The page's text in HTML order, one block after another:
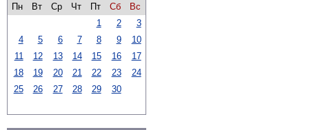
Пн
Вт Ср Чт Пт Сб
Вс
1
2
3
4
5 6 7 8 9
10
11
12 13 14 15 16
17
18
19 20 21 22 23
24
25
26 27 28 29 30